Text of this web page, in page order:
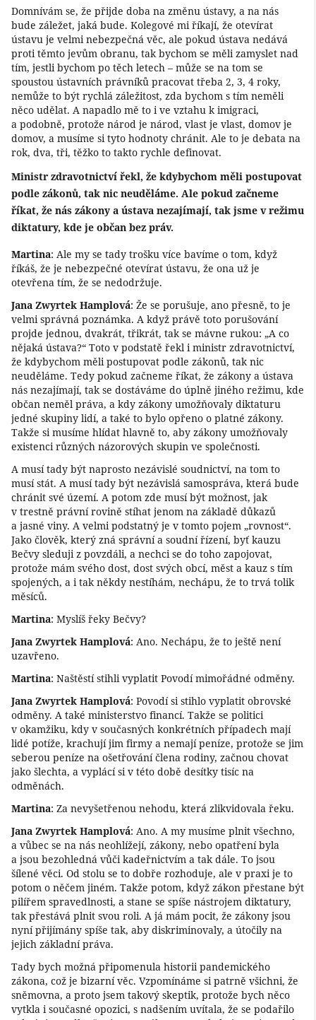
Domnívám se, že přijde doba na změnu ústavy, a na nás
bude záležet, jaká bude. Kolegové mi říkají, že otevírat
ústavu je velmi nebezpečná věc, ale pokud ústava nedává
proti těmto jevům obranu, tak bychom se měli zamyslet nad
tím, jestli bychom po těch letech – může se na tom se
spoustou ústavních právníků pracovat třeba 2, 3, 4 roky,
nemůže to být rychlá záležitost, zda bychom s tím neměli
něco udělat. A napadlo mě to i ve vztahu k imigraci,
a podobně, protože národ je národ, vlast je vlast, domov je
domov, a musíme si tyto hodnoty chránit. Ale to je debata na
rok, dva, tři, těžko to takto rychle definovat.
Ministr zdravotnictví řekl, že kdybychom měli postupovat
podle zákonů, tak nic neuděláme. Ale pokud začneme
říkat, že nás zákony a ústava nezajímají, tak jsme v režimu
diktatury, kde je občan bez práv.
Martina: Ale my se tady trošku více bavíme o tom, když
říkáš, že je nebezpečné otevírat ústavu, že ona už je
otevřena tím, že se nedodržuje.
Jana Zwyrtek Hamplová: Že se porušuje, ano přesně, to je
velmi správná poznámka. A když právě toto porušování
projde jednou, dvakrát, třikrát, tak se mávne rukou: „A co
nějaká ústava?“ Toto v podstatě řekl i ministr zdravotnictví,
že kdybychom měli postupovat podle zákonů, tak nic
neuděláme. Tedy pokud začneme říkat, že zákony a ústava
nás nezajímají, tak se dostáváme do úplně jiného režimu, kde
občan neměl práva, a kdy zákony umožňovaly diktaturu
jedné skupiny lidí, a také to bylo opřeno o platné zákony.
Takže si musíme hlídat hlavně to, aby zákony umožňovaly
existenci různých názorových skupin ve společnosti.
A musí tady být naprosto nezávislé soudnictví, na tom to
musí stát. A musí tady být nezávislá samospráva, která bude
chránit své území. A potom zde musí být možnost, jak
v trestně právní rovině stíhat jenom na základě důkazů
a jasné viny. A velmi podstatný je v tomto pojem „rovnost“.
Jako člověk, který zná správní a soudní řízení, byť kauzu
Bečvy sleduji z povzdáli, a nechci se do toho zapojovat,
protože mám svého dost, dost svých obcí, měst a kauz s tím
spojených, a i tak někdy nestíhám, nechápu, že to trvá tolik
měsíců.
Martina: Myslíš řeky Bečvy?
Jana Zwyrtek Hamplová: Ano. Nechápu, že to ještě není
uzavřeno.
Martina: Naštěstí stihli vyplatit Povodí mimořádné odměny.
Jana Zwyrtek Hamplová: Povodí si stihlo vyplatit obrovské
odměny. A také ministerstvo financí. Takže se politici
v okamžiku, kdy v současných konkrétních případech mají
lidé potíže, krachují jim firmy a nemají peníze, protože se jim
seberou peníze na ošetřování člena rodiny, začnou chovat
jako šlechta, a vyplácí si v této době desítky tisíc na
odměnách.
Martina: Za nevyšetřenou nehodu, která zlikvidovala řeku.
Jana Zwyrtek Hamplová: Ano. A my musíme plnit všechno,
a vůbec se na nás neohlížejí, zákony, nebo opatření byla
a jsou bezohledná vůči kadeřnictvím a tak dále. To jsou
šílené věci. Od stolu se to dobře rozhoduje, ale v praxi je to
potom o něčem jiném. Takže potom, když zákon přestane být
pilířem spravedlnosti, a stane se spíše nástrojem diktatury,
tak přestává plnit svou roli. A já mám pocit, že zákony jsou
nyní přijímány spíše tak, aby diskriminovaly, a útočily na
jejich základní práva.
Tady bych možná připomenula historii pandemického
zákona, což je bizarní věc. Vzpomínáme si patrně všichni, že
sněmovna, a proto jsem takový skeptik, protože bych něco
vytkla i současné opozici, s nadšením uvítala, že se podařilo